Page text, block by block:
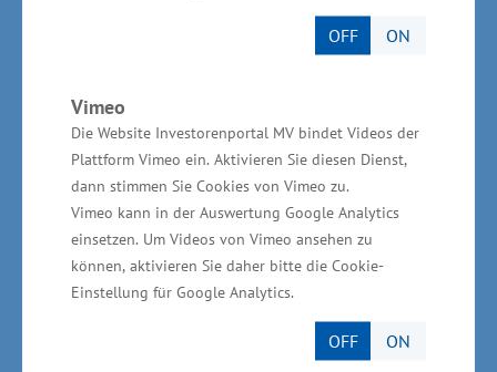
OFF ON
Vimeo
Die Website Investorenportal MV bindet Videos der
Plattform Vimeo ein. Aktivieren Sie diesen Dienst,
dann stimmen Sie Cookies von Vimeo zu.
Vimeo kann in der Auswertung Google Analytics
einsetzen. Um Videos von Vimeo ansehen zu
können, aktivieren Sie daher bitte die Cookie-
Einstellung für Google Analytics.
OFF ON
Die Landesinitiative wurde 2011 ins Leben
Beratung und Netzwerkarbeit gleichwertige
Lebensverhältnisse im ländlichen Raum zu
erhalten. Insgesamt wurden bisher knapp 60
Vorhaben an 50 Standorten mit rund 4,7
Mio. Euro gefördert. Aktuell zählen 37 Dorfläden
sowie vier mobile Anbieter zur aktiven Gemein­
schaft. Mit dem Markt in Sukow wurde
landesweit der 16. neue Dorfladen eröffnet.